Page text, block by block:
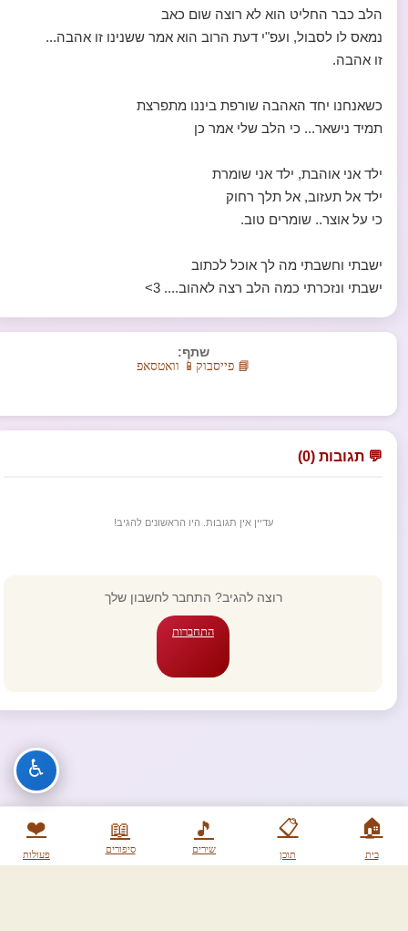
🏠
בית
📋
תוכן
🎵
שירים
📖
סיפורים
❤️
פעולות
הלב כבר החליט הוא לא רוצה שום כאב
נמאס לו לסבול, ועפ"י דעת הרוב הוא אמר ששנינו זו אהבה...
זו אהבה.
כשאנחנו יחד האהבה שורפת ביננו מתפרצת
תמיד נישאר... כי הלב שלי אמר כן
ילד אני אוהבת, ילד אני שומרת
ילד אל תעזוב, אל תלך רחוק
כי על אוצר.. שומרים טוב.
ישבתי וחשבתי מה לך אוכל לכתוב
ישבתי ונזכרתי כמה הלב רצה לאהוב.... 3>
שתף:
📘 פייסבוק 📱 וואטסאפ
💬 תגובות (0)
עדיין אין תגובות. היו הראשונים להגיב!
רוצה להגיב? התחבר לחשבון שלך
התחברות
♿